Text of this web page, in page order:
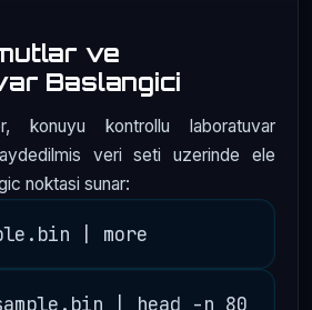
ve
Baslangici
konuyu kontrollu laboratuvar
veri seti uzerinde ele
noktasi sunar: